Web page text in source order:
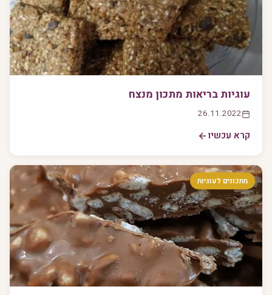
עוגיות בריאות מתכון מנצח
26.11.2022
קרא עכשיו
מתכונים לעוגיות